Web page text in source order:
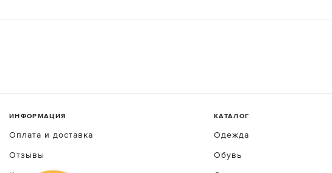
ИНФОРМАЦИЯ
Оплата и доставка
Отзывы
КАТАЛОГ
Одежда
Обувь